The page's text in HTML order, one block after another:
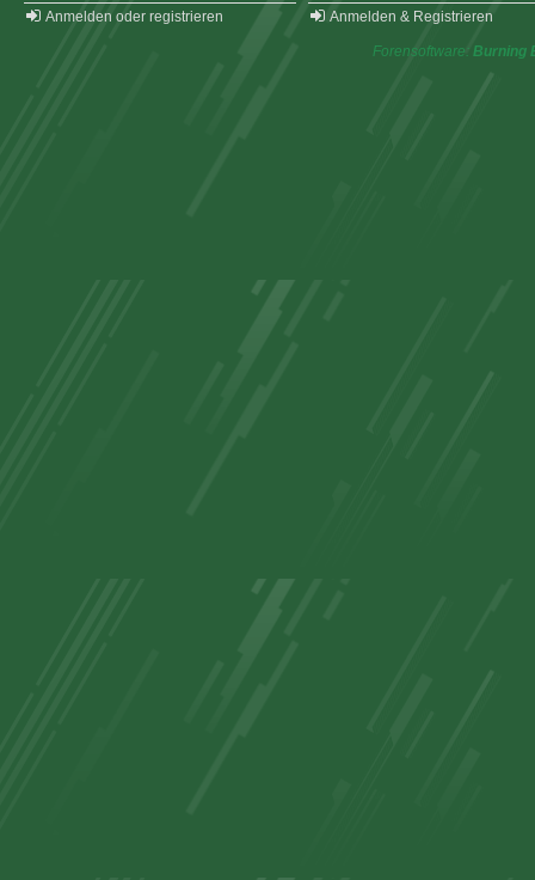
Anmelden oder registrieren Anmelden & Registrieren
Forensoftware: Burning